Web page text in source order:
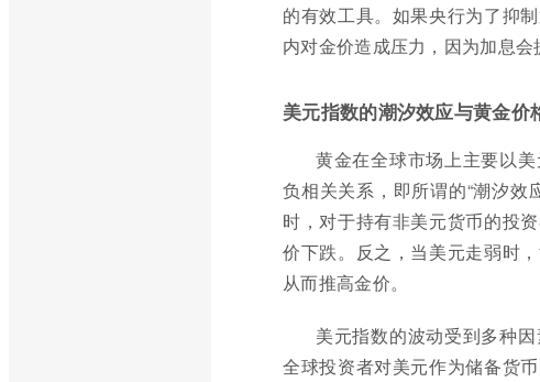
的有效工具。如果央行为了抑
内对金价造成压力，因为加息会
美元指数的潮汐效应与黄金价
黄金在全球市场上主要以
负相关关系，即所谓的“潮汐效
时，对于持有非美元货币的投
价下跌。反之，当美元走弱时
从而推高金价。
美元指数的波动受到多种
全球投资者对美元作为储备货